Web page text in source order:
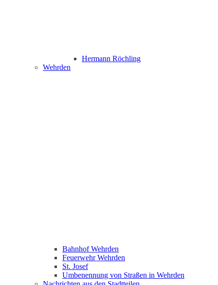
Hermann Röchling
Wehrden
Bahnhof Wehrden
Feuerwehr Wehrden
St. Josef
Umbenennung von Straßen in Wehrden